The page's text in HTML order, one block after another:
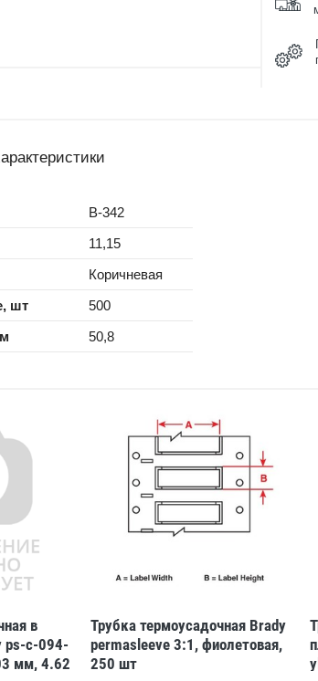
B-342
11,15
Коричневая
шт
500
50,8
в
ps-c-094-
мм, 4.62
Трубка термоусадочная Brady
permasleeve 3:1, фиолетовая,
250 шт